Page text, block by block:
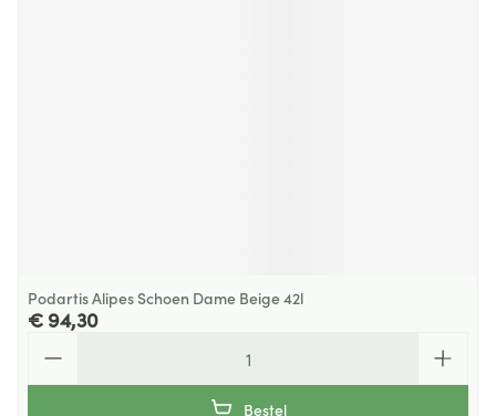
Podartis Alipes Schoen Dame Beige 42l
€ 94,30
Bestel